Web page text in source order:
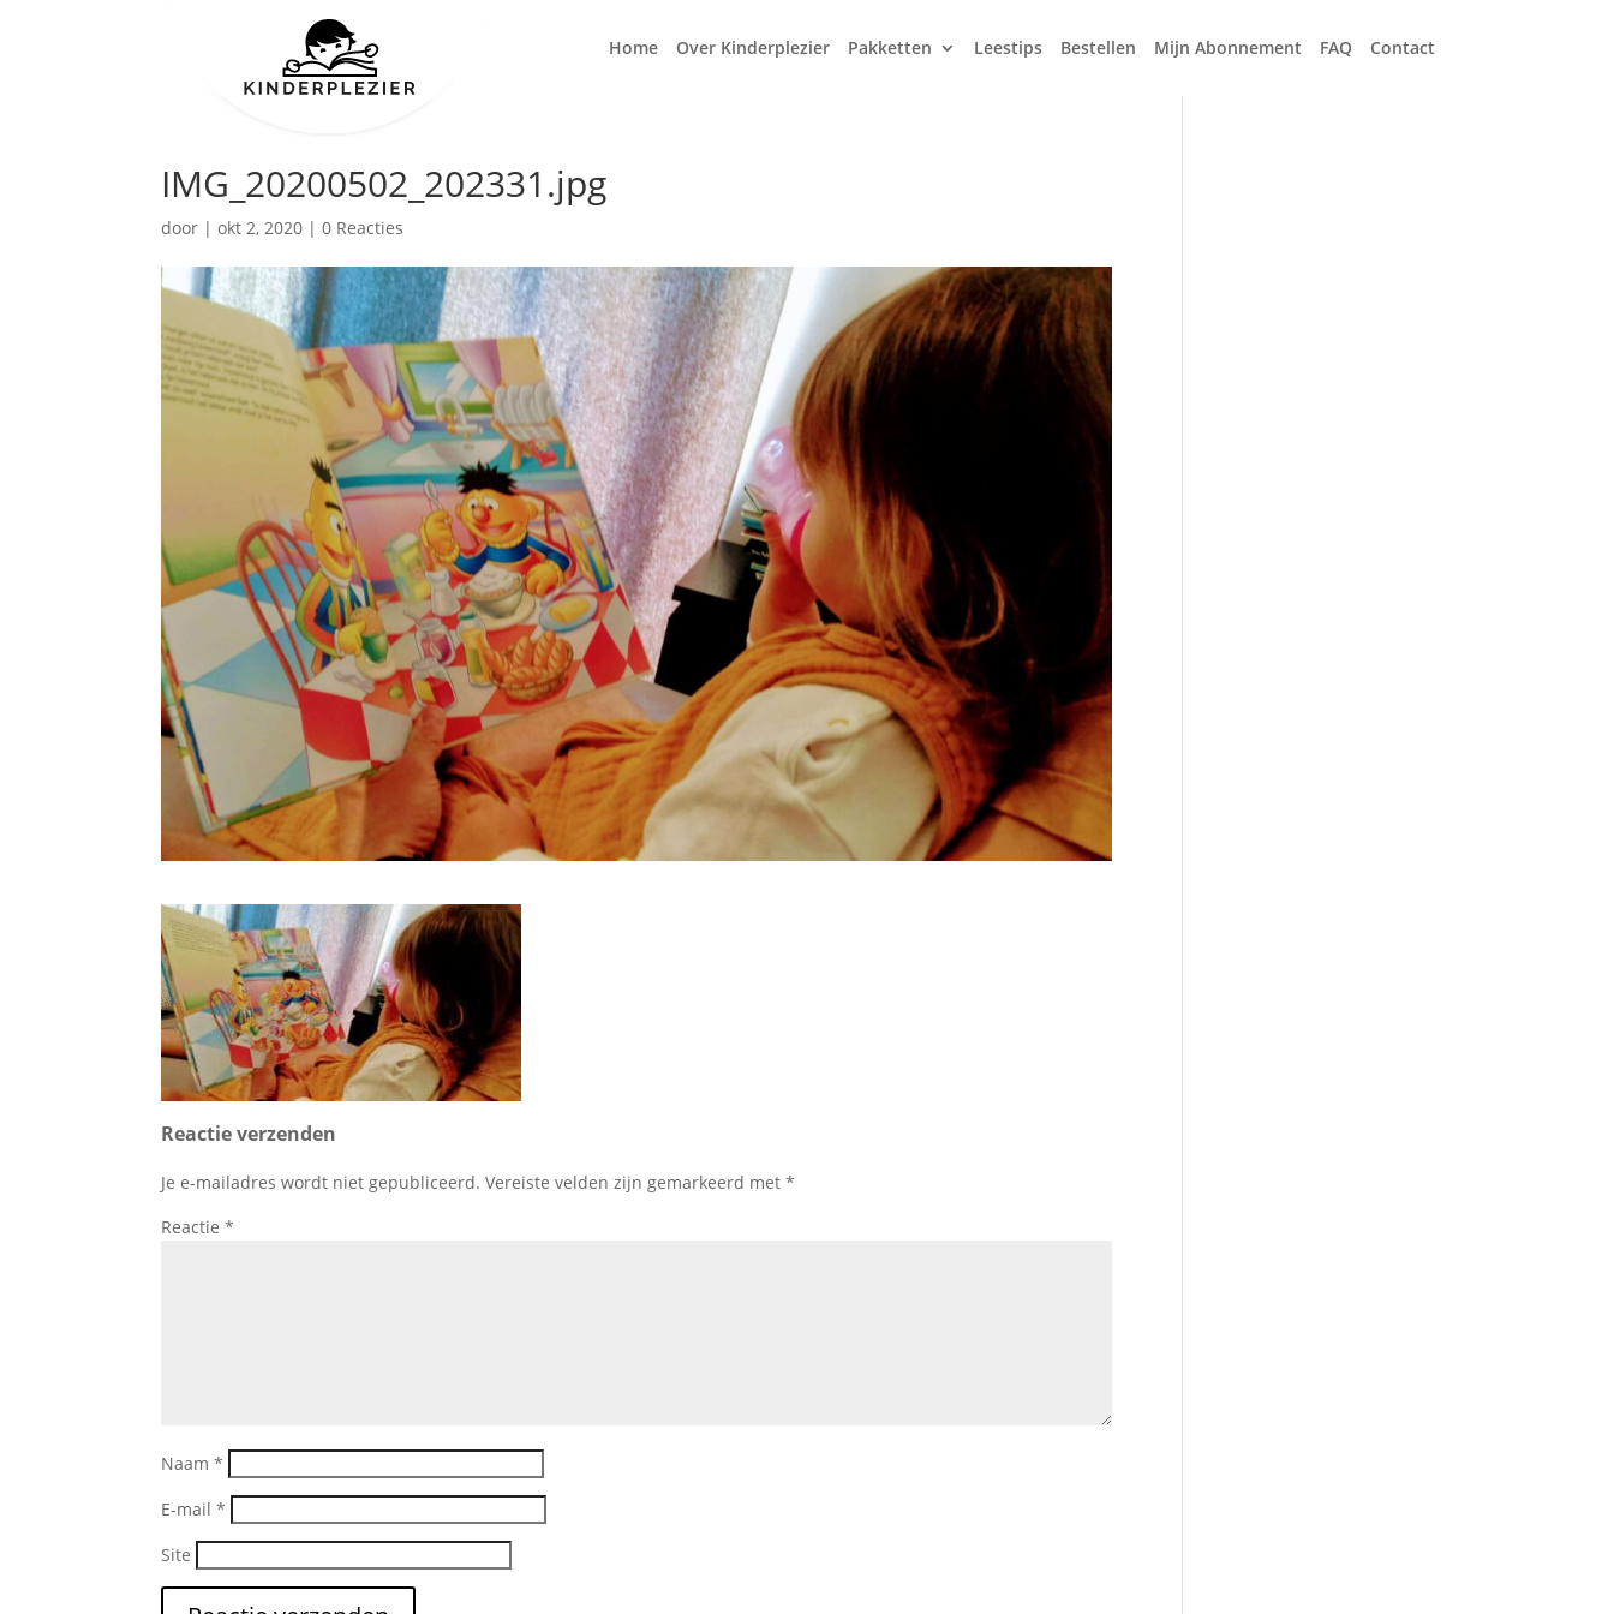
Home Over Kinderplezier Pakketten Leestips Bestellen Mijn Abonnement FAQ Contact
IMG_20200502_202331.jpg
door |okt 2, 2020 |0 Reacties
Reactie verzenden
Je e-mailadres wordt niet gepubliceerd. Vereiste velden zijn gemarkeerd met*
Reactie*
Naam*
E-mail*
Site